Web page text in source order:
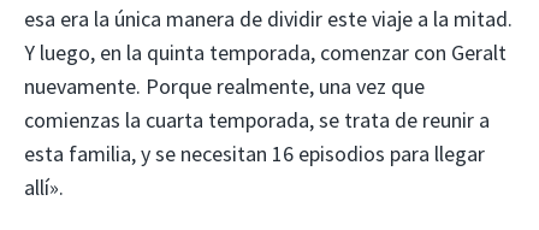
esa era la única manera de dividir este viaje a la mitad.
Y luego, en la quinta temporada, comenzar con Geralt
nuevamente. Porque realmente, una vez que
comienzas la cuarta temporada, se trata de reunir a
esta familia, y se necesitan 16 episodios para llegar
allí».